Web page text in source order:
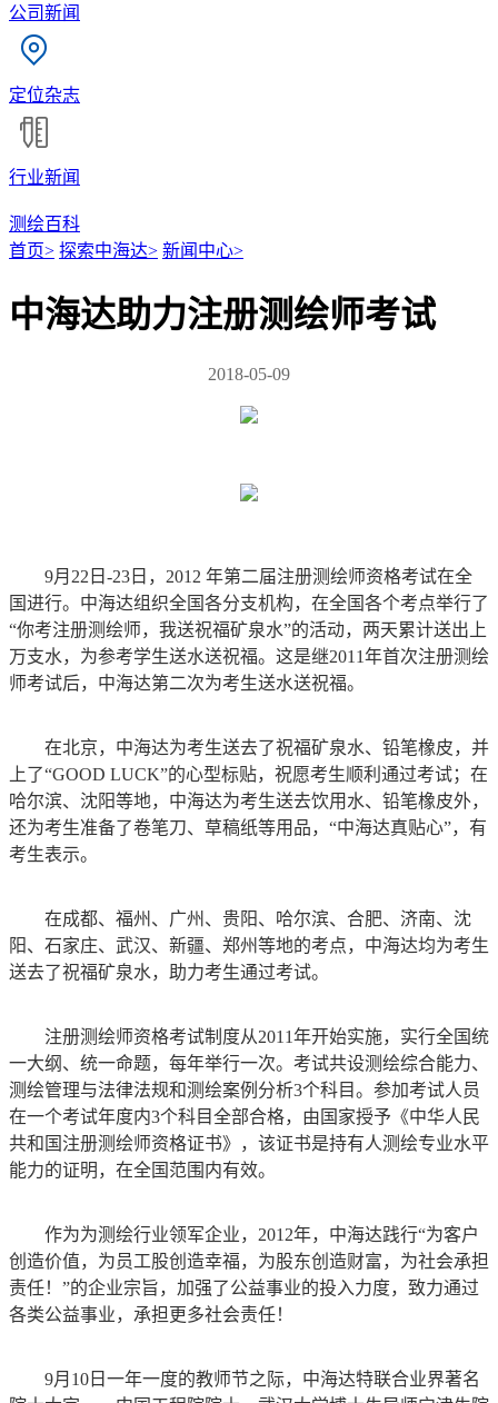
公司新闻
定位杂志
行业新闻
测绘百科
首页> 探索中海达> 新闻中心>
中海达助力注册测绘师考试
2018-05-09
9月22日-23日，2012 年第二届注册测绘师资格考试在全
国进行。中海达组织全国各分支机构，在全国各个考点举行了
“你考注册测绘师，我送祝福矿泉水”的活动，两天累计送出上
万支水，为参考学生送水送祝福。这是继2011年首次注册测绘
师考试后，中海达第二次为考生送水送祝福。
在北京，中海达为考生送去了祝福矿泉水、铅笔橡皮，并
上了“GOOD LUCK”的心型标贴，祝愿考生顺利通过考试；在
哈尔滨、沈阳等地，中海达为考生送去饮用水、铅笔橡皮外，
还为考生准备了卷笔刀、草稿纸等用品，“中海达真贴心”，有
考生表示。
在成都、福州、广州、贵阳、哈尔滨、合肥、济南、沈
阳、石家庄、武汉、新疆、郑州等地的考点，中海达均为考生
送去了祝福矿泉水，助力考生通过考试。
注册测绘师资格考试制度从2011年开始实施，实行全国统
一大纲、统一命题，每年举行一次。考试共设测绘综合能力、
测绘管理与法律法规和测绘案例分析3个科目。参加考试人员
在一个考试年度内3个科目全部合格，由国家授予《中华人民
共和国注册测绘师资格证书》，该证书是持有人测绘专业水平
能力的证明，在全国范围内有效。
作为为测绘行业领军企业，2012年，中海达践行“为客户
创造价值，为员工股创造幸福，为股东创造财富，为社会承担
责任！”的企业宗旨，加强了公益事业的投入力度，致力通过
各类公益事业，承担更多社会责任！
9月10日一年一度的教师节之际，中海达特联合业界著名